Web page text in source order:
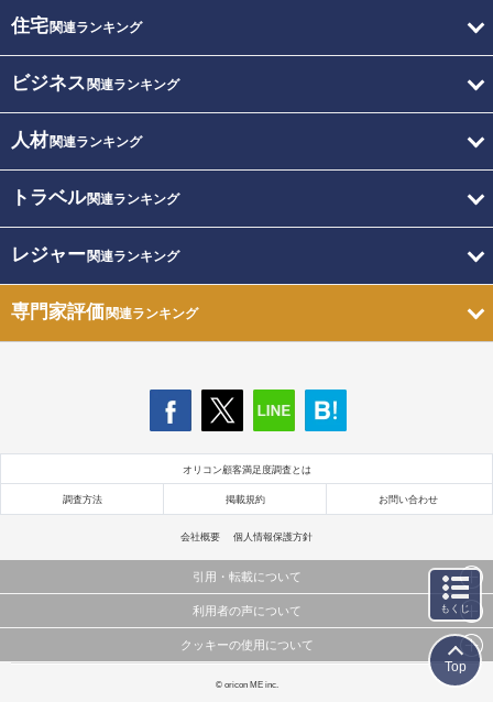
住宅関連ランキング
ビジネス 関連ランキング
人材関連ランキング
トラベル関連ランキング
レジャー関連ランキング
専門家評価関連ランキング
オリコン顧客満足度調査とは
調査方法 掲載規約 お問い合わせ
会社概要 個人情報保護方針
引用・転載について
当サイトで公開されている情報（文字、写真、イラスト、画像データ等）及びこれらの配置・
これらの情報を権利者の許可なく無断転載・複製などの二次利用を行うことは固く禁じており
利用者の声について
当サイトに掲載している内容はすべてサービスの利用者が提出された見解・感想です。
弊社の見解・ 意見ではないことをご理解いただいた上でご覧ください。
クッキーの使用について
このサイトでは Cookie を使用して、ユーザーに合わせたコンテンツや広告の表示、ソーシャル
© oricon ME inc.
もくじ
Top